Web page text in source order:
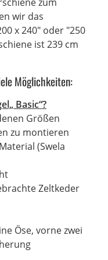
wir das
x 240" oder "250
ist 239 cm
Möglichkeiten:
Basic“?
Größen
zu montieren
(Swela
Zeltkeder
Öse, vorne zwei